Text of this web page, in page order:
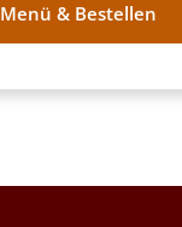
Menü & Bestellen